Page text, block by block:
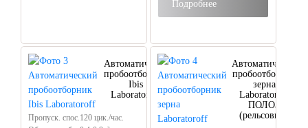
Подробнее
Автоматический
пробоотборник
Ibis
Laboratoroff
Пропуск. спос.120 цик./час.
Автоматический
пробоотборник
зерна
Laboratoroff
ПОЛОЗ
(рельсовый)